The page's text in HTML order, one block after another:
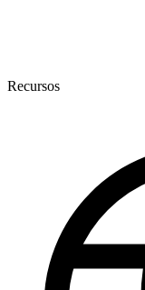
Recursos